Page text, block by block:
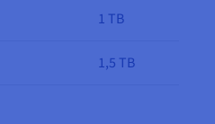
1 TB
1,5 TB